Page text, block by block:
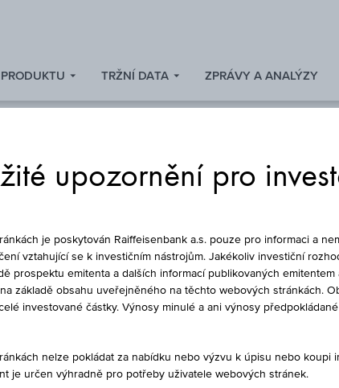
TRŽNÍ DATA ZPRÁVY A ANALÝZY
FOND
- EQUITIES
upozornění pro
je poskytován Raiffeisenbank a.s. pouze pro informaci a
vztahující se k investičním nástrojům. Jakékoliv investiční
prospektu emitenta a dalších informací publikovaných
základě obsahu uveřejněného na těchto webových stránkách.
investované částky. Výnosy minulé a ani výnosy
nelze pokládat za nabídku nebo výzvu k úpisu nebo koupi
je určen výhradně pro potřeby uživatele webových stránek.